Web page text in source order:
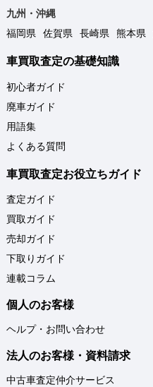
九州・沖縄
福岡県
佐賀県 長崎県 熊本県
車買取査定の基礎知識
初心者ガイド
廃車ガイド
用語集
よくある質問
車買取査定お役立ちガイド
査定ガイド
買取ガイド
売却ガイド
下取りガイド
連載コラム
個人のお客様
ヘルプ・お問い合わせ
法人のお客様・資料請求
中古車査定仲介サービス